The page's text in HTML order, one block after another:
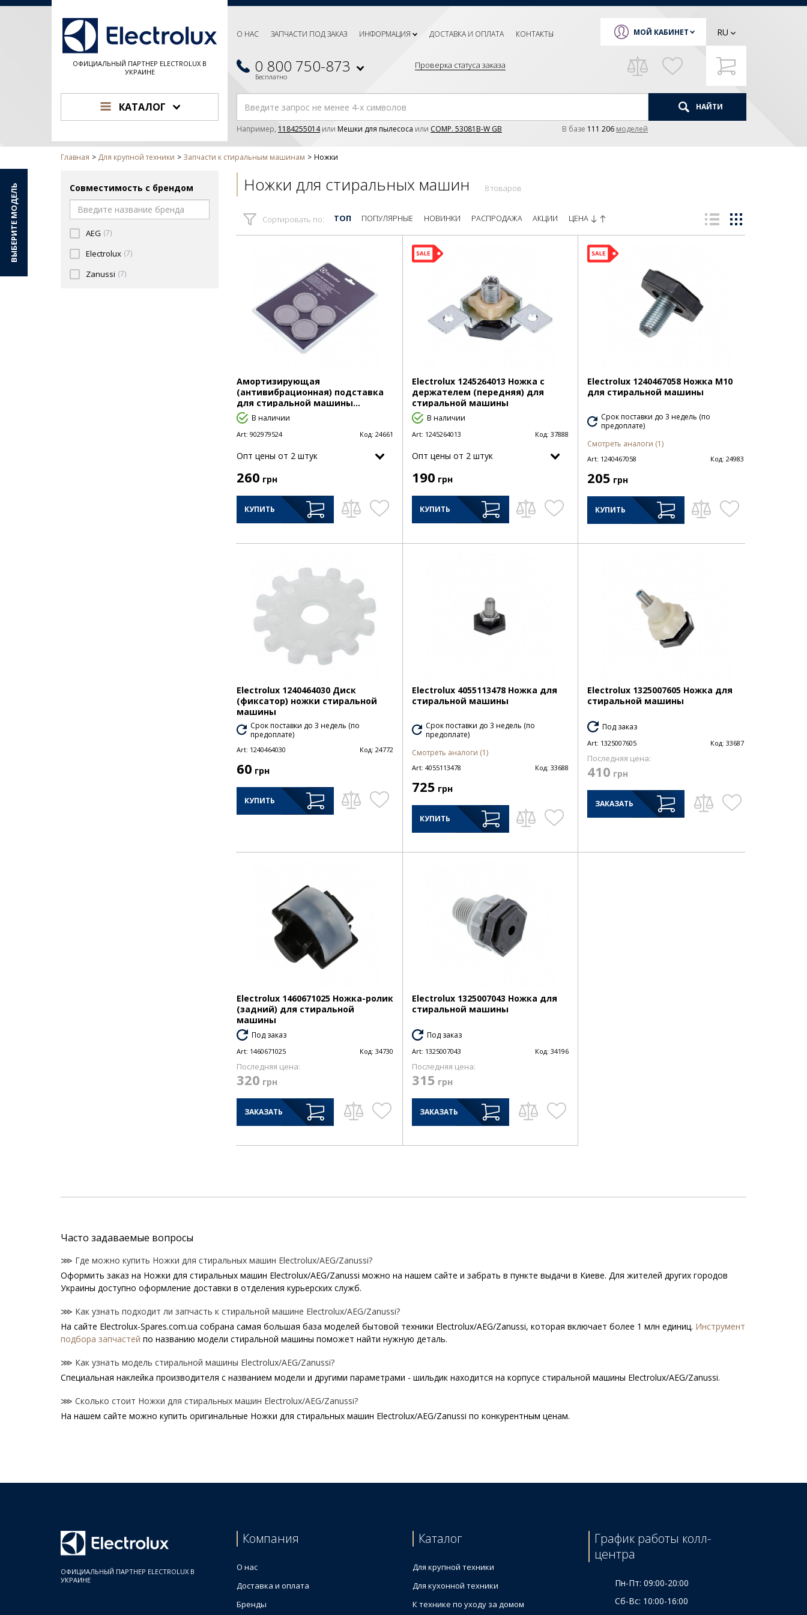
ОФИЦИАЛЬНЫЙ ПАРТНЕР ELECTROLUX В
УКРАИНЕ
О НАС ЗАПЧАСТИ ПОД ЗАКАЗ ИНФОРМАЦИЯ ДОСТАВКА И ОПЛАТА КОНТАКТЫ
0 800 750-873
Бесплатно
Проверка статуса заказа
МОЙ КАБИНЕТ RU
КАТАЛОГ НАЙТИ
Например, 1184255014или Мешки для пылесоса или COMP. 53081B-W GB В базе 111 206 моделей
Главная Для крупной техники Запчасти к стиральным машинам Ножки
Совместимость с брендом
AEG (7)
Electrolux (7)
Zanussi (7)
Ножки для стиральных машин 8 товаров
Сортировать по: ТОП ПОПУЛЯРНЫЕ НОВИНКИ РАСПРОДАЖА АКЦИИ ЦЕНА
Амортизирующая
(антивибрационная) подставка
для стиральной машины...
В наличии
Art: 902979524 Код: 24661
Опт цены от 2 штук
260 грн
КУПИТЬ
Electrolux 1245264013 Ножка с
держателем (передняя) для
стиральной машины
В наличии
Art: 1245264013 Код: 37888
Опт цены от 2 штук
190 грн
КУПИТЬ
Electrolux 1240467058 Ножка M10
для стиральной машины
Срок поставки до 3 недель (по
предоплате)
Смотреть аналоги (1)
Art: 1240467058 Код: 24983
205 грн
КУПИТЬ
Electrolux 1240464030 Диск
(фиксатор) ножки стиральной
машины
Срок поставки до 3 недель (по
предоплате)
Art: 1240464030 Код: 24772
60 грн
КУПИТЬ
Electrolux 4055113478 Ножка для
стиральной машины
Срок поставки до 3 недель (по
предоплате)
Смотреть аналоги (1)
Art: 4055113478 Код: 33688
725 грн
КУПИТЬ
Electrolux 1325007605 Ножка для
стиральной машины
Под заказ
Art: 1325007605 Код: 33687
Последняя цена:
410 грн
ЗАКАЗАТЬ
Electrolux 1460671025 Ножка-ролик
(задний) для стиральной
машины
Под заказ
Art: 1460671025 Код: 34730
Последняя цена:
320 грн
ЗАКАЗАТЬ
Electrolux 1325007043 Ножка для
стиральной машины
Под заказ
Art: 1325007043 Код: 34196
Последняя цена:
315 грн
ЗАКАЗАТЬ
Часто задаваемые вопросы
⋙ Где можно купить Ножки для стиральных машин Electrolux/AEG/Zanussi?
Оформить заказ на Ножки для стиральных машин Electrolux/AEG/Zanussi можно на нашем сайте и забрать в пункте выдачи в Киеве. Для жителей других городов
Украины доступно оформление доставки в отделения курьерских служб.
⋙ Как узнать подходит ли запчасть к стиральной машине Electrolux/AEG/Zanussi?
На сайте Electrolux-Spares.com.ua собрана самая большая база моделей бытовой техники Electrolux/AEG/Zanussi, которая включает более 1 млн единиц. Инструмент
подбора запчастей по названию модели стиральной машины поможет найти нужную деталь.
⋙ Как узнать модель стиральной машины Electrolux/AEG/Zanussi?
Специальная наклейка производителя с названием модели и другими параметрами - шильдик находится на корпусе стиральной машины Electrolux/AEG/Zanussi.
⋙ Сколько стоит Ножки для стиральных машин Electrolux/AEG/Zanussi?
На нашем сайте можно купить оригинальные Ножки для стиральных машин Electrolux/AEG/Zanussi по конкурентным ценам.
Electrolux 1245264013 Ножка с держателем (передняя) для стиральной машины
190 ₴
Electrolux 4055113478 Ножка для стиральной машины
Electrolux 1325007605 Ножка для стиральной машины
410 ₴
ОФИЦИАЛЬНЫЙ ПАРТНЕР ELECTROLUX В
УКРАИНЕ
Компания
О нас
Доставка и оплата
Бренды
Каталог
Для крупной техники
Для кухонной техники
К технике по уходу за домом
График работы колл-
центра
Пн-Пт: 09:00-20:00
Сб-Вс: 10:00-16:00
ВЫБЕРИТЕ МОДЕЛЬ